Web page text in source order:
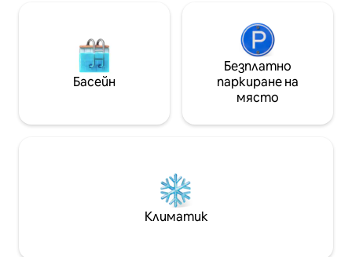
минути до SM Mall/Ayala Cebu Mall, 35
минути до летище Mactan на 50
Басейн
Безплатно
паркиране на
място
Климатик